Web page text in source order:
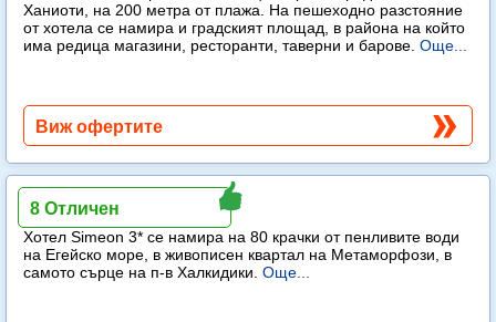
Ханиоти, на 200 метра от плажа. На пешеходно разстояние
от хотела се намира и градският площад, в района на който
има редица магазини, ресторанти, таверни и барове. Още...
Виж офертите
Simeon Hotel
Хотел Simeon 3* се намира на 80 крачки от пенливите води
на Егейско море, в живописен квартал на Метаморфози, в
самото сърце на п-в Халкидики. Още...
8 Отличен